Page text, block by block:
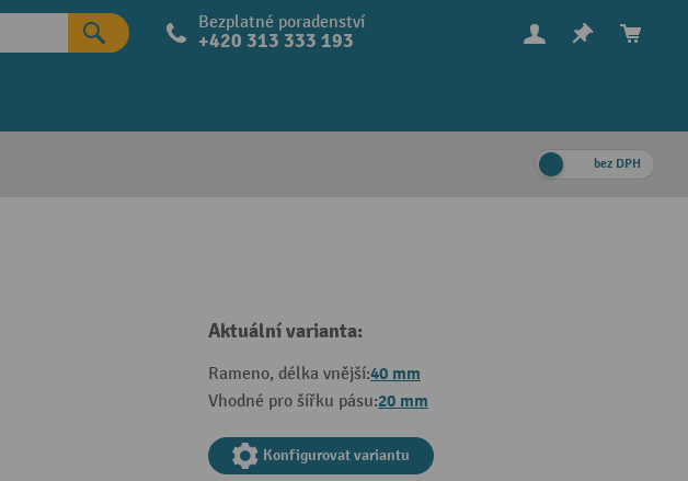
Bezplatné poradenství
+420 313 333 193
bez DPH
Aktuální varianta:
Rameno, délka vnější:40 mm
Vhodné pro šířku pásu:20 mm
Konfigurovat variantu